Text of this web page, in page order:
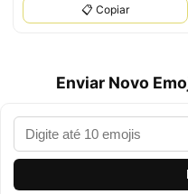
📋 Copiar
Enviar Novo